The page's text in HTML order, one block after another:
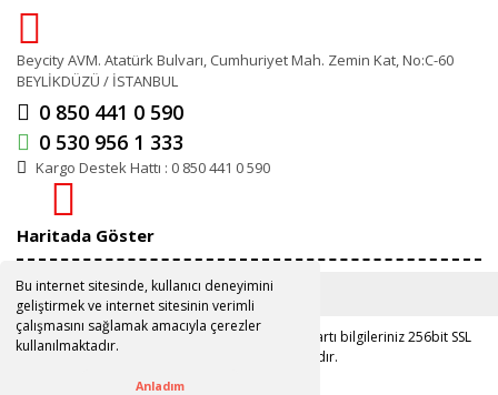
Bu internet sitesinde, kullanıcı deneyimini
geliştirmek ve internet sitesinin verimli
çalışmasını sağlamak amacıyla çerezler
kullanılmaktadır.
Anladım
Beycity AVM. Atatürk Bulvarı, Cumhuriyet Mah. Zemin Kat, No:C-60
BEYLİKDÜZÜ / İSTANBUL
0 850 441 0 590
0 530 956 1 333
Kargo Destek Hattı : 0 850 441 0 590
Haritada Göster
Copyright 2019 ©www.susle.com.tr
Kredi kartı bilgileriniz 256bit SSL
sertifikası ile korunmaktadır.